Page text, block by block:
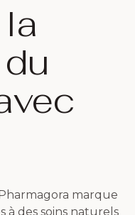
marque
à des soins naturels